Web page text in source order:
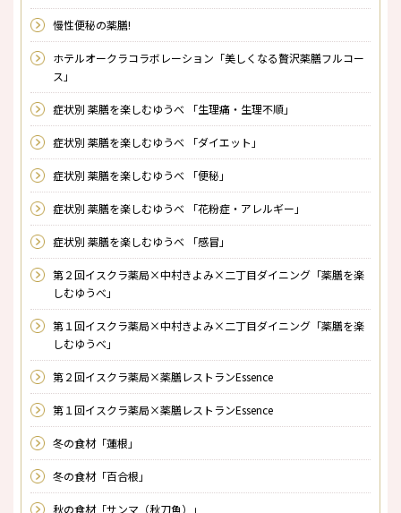
慢性便秘の薬膳!
ホテルオークラコラボレーション「美しくなる贅沢薬膳フルコー
ス」
症状別 薬膳を楽しむゆうべ 「生理痛・生理不順」
症状別 薬膳を楽しむゆうべ 「ダイエット」
症状別 薬膳を楽しむゆうべ 「便秘」
症状別 薬膳を楽しむゆうべ 「花粉症・アレルギー」
症状別 薬膳を楽しむゆうべ 「感冒」
第２回イスクラ薬局×中村きよみ×二丁目ダイニング「薬膳を楽
しむゆうべ」
第１回イスクラ薬局×中村きよみ×二丁目ダイニング「薬膳を楽
しむゆうべ」
第２回イスクラ薬局×薬膳レストランEssence
第１回イスクラ薬局×薬膳レストランEssence
冬の食材「蓮根」
冬の食材「百合根」
秋の食材「サンマ（秋刀魚）」